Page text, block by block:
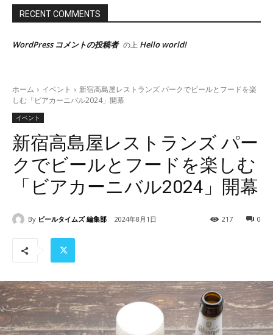
RECENT COMMENTS
WordPress コメントの投稿者 の上 Hello world!